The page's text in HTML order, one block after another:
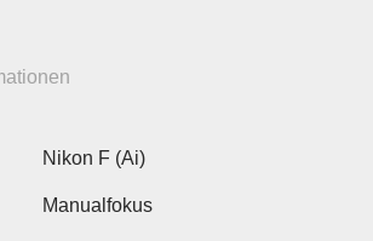
Nikon F (Ai)
Manualfokus